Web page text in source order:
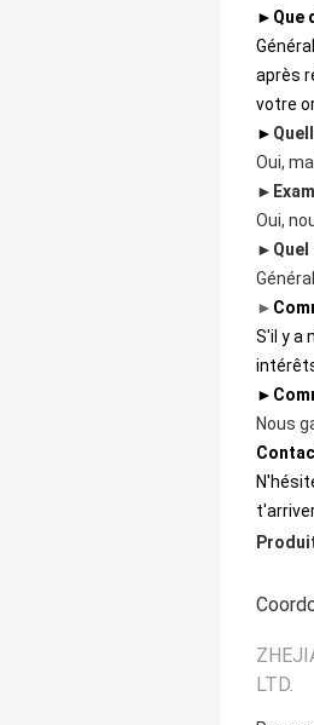
► Que
après
votre
►
Oui,
►
Oui,
►
►
S'il y a
►
Nous
LTD.